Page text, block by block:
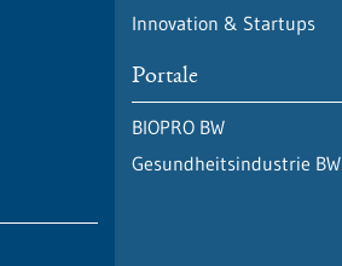
Innovation & Startups
Portale
BIOPRO BW
Gesundheitsindustrie BW